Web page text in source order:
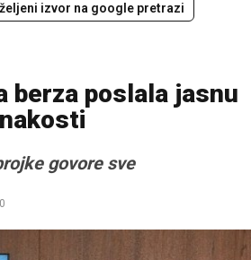
izvor na google pretrazi
berza poslala jasnu
govore sve
0